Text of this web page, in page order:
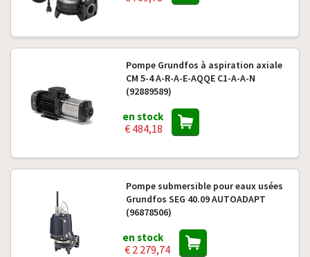
Pompe Grundfos à aspiration axiale
CM 5-4 A-R-A-E-AQQE C1-A-A-N
(92889589)
en stock
€ 484,18
Pompe submersible pour eaux usées
Grundfos SEG 40.09 AUTOADAPT
(96878506)
en stock
€ 2 279,74